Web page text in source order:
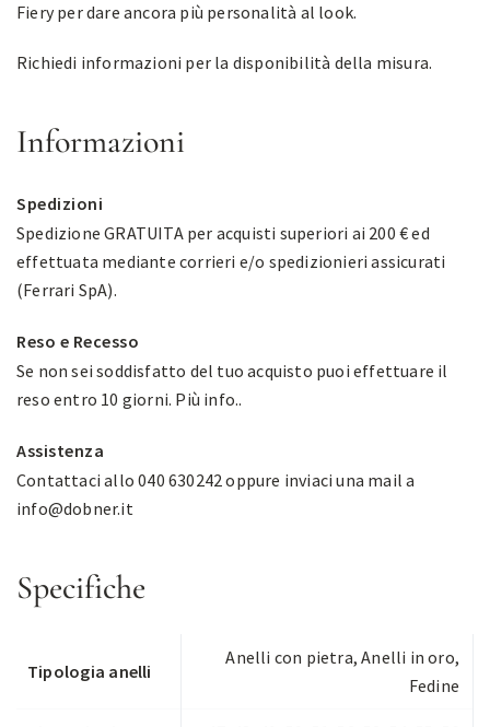
Fiery per dare ancora più personalità al look.
Richiedi informazioni per la disponibilità della misura.
Informazioni
Spedizioni
Spedizione GRATUITA per acquisti superiori ai 200 € ed
effettuata mediante corrieri e/o spedizionieri assicurati
(Ferrari SpA).
Reso e Recesso
Se non sei soddisfatto del tuo acquisto puoi effettuare il
reso entro 10 giorni. Più info..
Assistenza
Contattaci allo 040 630242 oppure inviaci una mail a
info@dobner.it
Specifiche
Tipologia anelli
Anelli con pietra,Anelli in oro,
Fedine